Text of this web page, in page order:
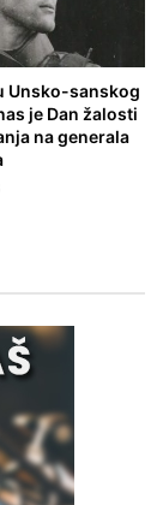
Unsko-sanskog
je Dan žalosti
na generala